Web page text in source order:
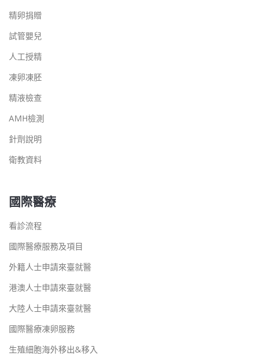
精卵捐贈
試管嬰兒
人工授精
凍卵凍胚
精液檢查
AMH檢測
針劑說明
衛教資料
國際醫療
看診流程
國際醫療服務及項目
外籍人士申請來臺就醫
港澳人士申請來臺就醫
大陸人士申請來臺就醫
國際醫療凍卵服務
生殖細胞海外移出&移入